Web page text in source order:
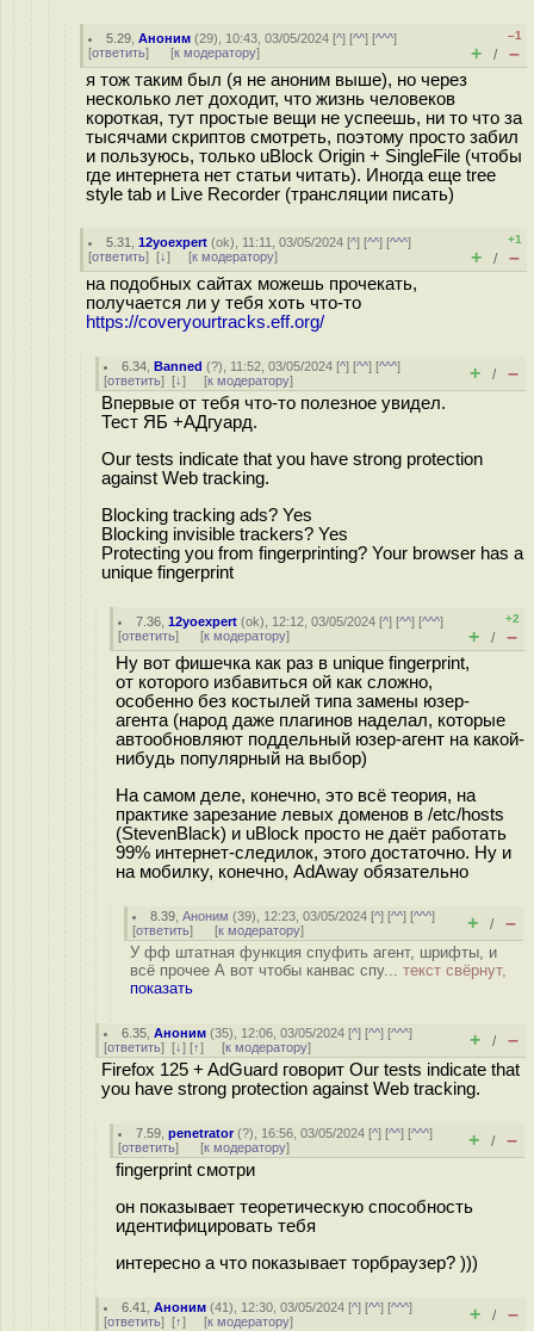
5.29 ,Аноним (29), 10:43, 03/05/2024 [^] [^^] [^^^]
[ответить] [к модератору]
–1
+ / –
я тож таким был (я не аноним выше), но через
несколько лет доходит, что жизнь человеков
короткая, тут простые вещи не успеешь, ни то что за
тысячами скриптов смотреть, поэтому просто забил
и пользуюсь, только uBlock Origin + SingleFile (чтобы
где интернета нет статьи читать). Иногда еще tree
style tab и Live Recorder (трансляции писать)
5.31 ,12yoexpert (ok), 11:11, 03/05/2024 [^] [^^] [^^^]
[ответить] [↓] [к модератору]
+1
+ / –
на подобных сайтах можешь прочекать,
получается ли у тебя хоть что-то
https://coveryourtracks.eff.org/
6.34 ,Banned (?), 11:52, 03/05/2024 [^] [^^] [^^^]
[ответить] [↓] [к модератору] + / –
Впервые от тебя что-то полезное увидел.
Тест ЯБ +АДгуард.
Our tests indicate that you have strong protection
against Web tracking.
Blocking tracking ads? Yes
Blocking invisible trackers? Yes
Protecting you from fingerprinting? Your browser has a
unique fingerprint
7.36 ,12yoexpert (ok), 12:12, 03/05/2024 [^] [^^] [^^^]
[ответить] [к модератору]
+2
+ / –
Ну вот фишечка как раз в unique fingerprint,
от которого избавиться ой как сложно,
особенно без костылей типа замены юзер-
агента (народ даже плагинов наделал, которые
автообновляют поддельный юзер-агент на какой-
нибудь популярный на выбор)
На самом деле, конечно, это всё теория, на
практике зарезание левых доменов в /etc/hosts
(StevenBlack) и uBlock просто не даёт работать
99% интернет-следилок, этого достаточно. Ну и
на мобилку, конечно, AdAway обязательно
8.39 ,Аноним (39), 12:23, 03/05/2024 [^] [^^] [^^^]
[ответить] [к модератору] + / –
У фф штатная функция спуфить агент, шрифты, и
всё прочее А вот чтобы канвас спу... текст свёрнут,
показать
6.35 ,Аноним (35), 12:06, 03/05/2024 [^] [^^] [^^^]
[ответить] [↓] [↑] [к модератору] + / –
Firefox 125 + AdGuard говорит Our tests indicate that
you have strong protection against Web tracking.
7.59 ,penetrator(?), 16:56, 03/05/2024 [^] [^^] [^^^]
[ответить] [к модератору] + / –
fingerprint смотри
он показывает теоретическую способность
идентифицировать тебя
интересно а что показывает торбраузер? )))
6.41 ,Аноним (41), 12:30, 03/05/2024 [^] [^^] [^^^]
[ответить] [↑] [к модератору] + / –